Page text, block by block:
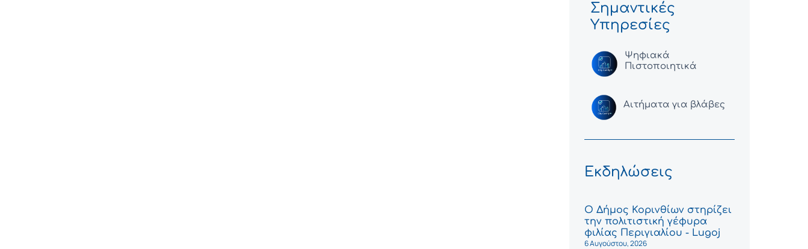
Σημαντικές
Υπηρεσίες
Ψηφιακά
Πιστοποιητικά
Αιτήματα για βλάβες
Εκδηλώσεις
Ο Δήμος Κορινθίων στηρίζει
την πολιτιστική γέφυρα
φιλίας Περιγιαλίου - Lugoj
6 Αυγούστου, 2026